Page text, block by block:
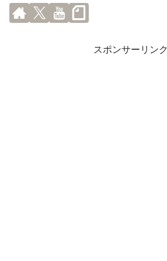
スポンサーリンク